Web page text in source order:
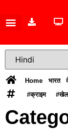
Home भारत
#क्राइम
#खेल